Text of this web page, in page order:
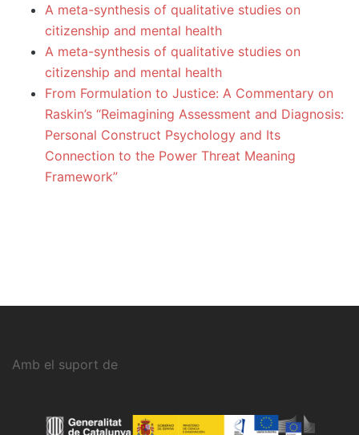
A meta-synthesis of qualitative studies on
citizenship and mental health
A meta-synthesis of qualitative studies on
citizenship and mental health
From Formulation to Justice: A Commentary on
Raskin’s “Reimagining Assessment and Diagnosis:
Personal Construct Psychology and Its
Connection to the Power Threat Meaning
Framework”
Amb el suport de